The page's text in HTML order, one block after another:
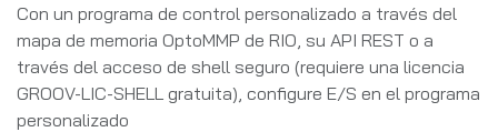
Con un programa de control personalizado a través del
mapa de memoria OptoMMP de RIO, su API REST o a
través del acceso de shell seguro (requiere una licencia
GROOV-LIC-SHELL gratuita), configure E/S en el programa
personalizado